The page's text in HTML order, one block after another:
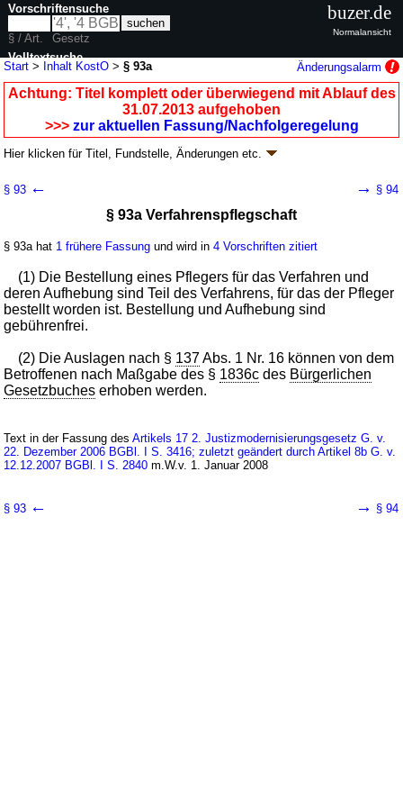
Start > Inhalt KostO >§ 93a Änderungsalarm
Achtung: Titel komplett oder überwiegend mit Ablauf des
31.07.2013 aufgehoben
>>> zur aktuellen Fassung/Nachfolgeregelung
Hier klicken fürTitel, Fundstelle, Änderungen etc.
BGBl. I S. 3799
28 weitere Fassungen | wird in 83 Vorschriften zitiert
Erster Teil Gerichtskosten
Zweiter Abschnitt Gebühren in Angelegenheiten der
freiwilligen Gerichtsbarkeit
4. Betreuungssachen und betreuungsgerichtliche
§ 93 ← → § 94
§ 93a Verfahrenspflegschaft
§ 93a hat 1 frühere Fassung und wird in4 Vorschriften zitiert
(1) Die Bestellung eines Pflegers für das Verfahren und
deren Aufhebung sind Teil des Verfahrens, für das der Pfleger
bestellt worden ist. Bestellung und Aufhebung sind
gebührenfrei.
(2) Die Auslagen nach § 137Abs. 1 Nr. 16 können von dem
Betroffenen nach Maßgabe des § 1836c des Bürgerlichen
Gesetzbuches erhoben werden.
Text in der Fassung desArtikels 17 2. Justizmodernisierungsgesetz G. v.
22. Dezember 2006 BGBl. I S. 3416; zuletzt geändert durch Artikel 8b G. v.
12.12.2007 BGBl. I S. 2840 m.W.v. 1. Januar 2008
§ 93 ← → § 94
Vorschriftensuche
§ / Art.
Gesetz
Volltextsuche
nur in KostO
buzer.de
Normalansicht